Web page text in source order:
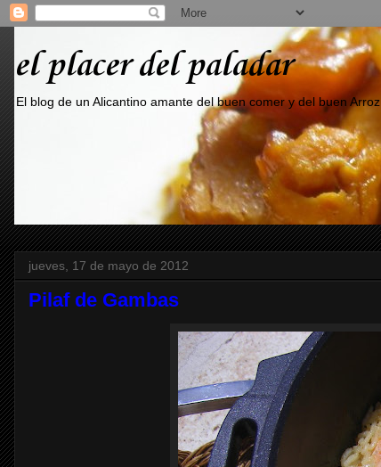
el placer del paladar
El blog de un Alicantino amante del buen comer y del buen Arroz
jueves, 17 de mayo de 2012
Pilaf de Gambas